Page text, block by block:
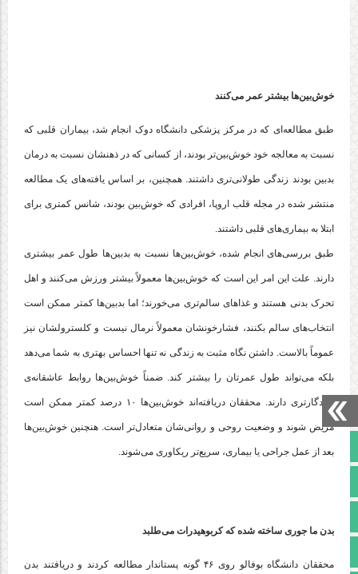
صفحه نخست
خوش‌بین‌ها بیشتر عمر می‌کنند
طبق مطالعه‌ای که در مرکز پزشکی دانشگاه دوک انجام شد، بیماران قلبی که
نسبت به معالجه خود خوش‌بین‌تر بودند، از کسانی که در ذهنشان نسبت به درمان
بدبین بودند زندگی طولانی‌تری داشتند. همچنین، بر اساس یافته‌های یک مطالعه
منتشر شده در مجله قلب اروپا، افرادی که خوش‌بین بودند، شانس کمتری برای
ابتلا به بیماری‌های قلبی داشتند.
طبق بررسی‌های انجام شده، خوش‌بین‌ها نسبت به بدبین‌ها طول عمر بیشتری
دارند. علت این امر این است که خوش‌بین‌ها معمولاً بیشتر ورزش می‌کنند و اهل
تحرک بدنی هستند و غذاهای سالم‌تری می‌خورند؛ اما بدبین‌ها کمتر ممکن است
انتخاب‌های سالم بکنند، فشارخونشان معمولاً نرمال نیست و کلسترولشان نیز
عموماً بالاست. داشتن نگاه مثبت به زندگی نه تنها احساس بهتری به شما می‌دهد
بلکه می‌تواند طول عمرتان را بیشتر کند. ضمناً خوش‌بین‌ها روابط عاشقانه‌ی
ماندگارتری دارند. محققان دریافته‌اند خوش‌بین‌ها ۱۰ درصد کمتر ممکن است
مریض شوند و وضعیت روحی و روانی‌شان متعادل‌تر است. هنچنین خوش‌بین‌ها
بعد از عمل جراحی یا بیماری، سریع‌تر ریکاوری می‌شوند.
بدن ما جوری ساخته شده که کربوهیدرات می‌طلبد
محققان دانشگاه بوفالو روی ۴۶ گونه پستاندار مطالعه کردند و دریافتند بدن